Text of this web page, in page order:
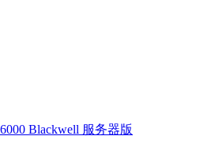
Blackwell 服务器版